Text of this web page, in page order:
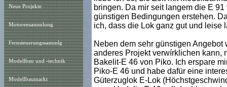
Neue Projekte
Motorensammlung
Fernsteuerungssammlg
Modellbau und -technik
Modellbaumarkt
bringen. Da mir seit langem die E
günstigen Bedingungen erstehen.
ich, dass die Lok ganz gut und leise
Neben dem sehr günstigen
anderes Projekt verwírklichen kann,
Bakelit-E 46 von Piko. Ich erspare
Piko-E 46 und habe dafür eine
Güterzuglok E-Lok